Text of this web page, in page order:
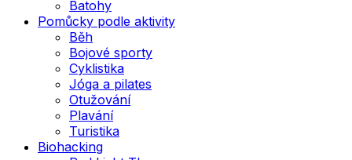
Batohy
Pomůcky podle aktivity
Běh
Bojové sporty
Cyklistika
Jóga a pilates
Otužování
Plavání
Turistika
Biohacking